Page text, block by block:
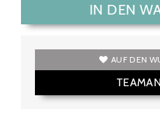
IN DEN
AUF DEN